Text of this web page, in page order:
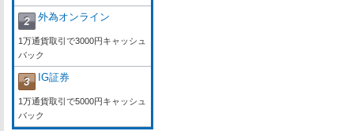
外為オンライン
1万通貨取引で3000円キャッシュ
バック
IG証券
1万通貨取引で5000円キャッシュ
バック